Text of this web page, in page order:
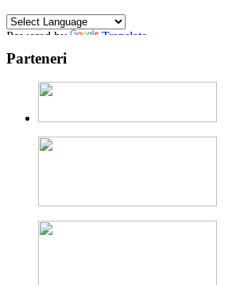
Powered by Translate
Parteneri